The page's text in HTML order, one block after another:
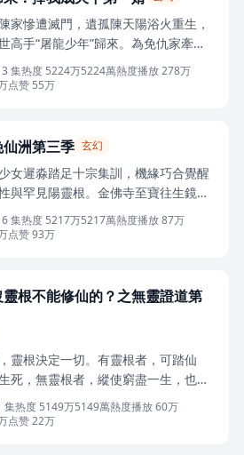
於聚齊，與此同時，從星際黑洞九死一
燼野提刀站在了鹿天驕面前。
家慘遭滅門，遺孤陳天陽浴火重生，
高手“屠龍少年”歸來。為免仇家牽
意隱瞞身份前往龍江首富龍家退婚。
龍正雲堅決拒退，更當眾宣佈他為唯
一切也要挺身護婿。陳天陽深受感
身暗夜王者蕩平所有威脅，誓死守護龍
一部“硬核岳父反套路寵婿，隱藏大佬
”的熱血反轉之作。
集热度 5224万5224萬熱度播放 278万
点赞 55万
洲第三季 玄幻
女遲淼踏足十宗集訓，機緣巧合覺醒
與罕見陽靈根。金佛寺至寶往生鏡現
外與其器靈結緣，還從遠古傳承中習
源法。各宗門天驕齊聚試煉，人人懷
秘規則慢慢顯露，一場關乎萬千修士
新機緣，正藏在層層迷霧之下等待揭
集热度 5217万5217萬熱度播放 87万
点赞 93万
根不能修仙的？之無靈證道第
靈根決定一切。有靈根者，可踏仙
死，無靈根者，縱使窮盡一生，也只
蟻。韓凡便是這樣的螻蟻。無靈根，
只是琉璃劍宗最底層的雜役，受盡欺
集热度 5149万5149萬熱度播放 60万
点赞 22万